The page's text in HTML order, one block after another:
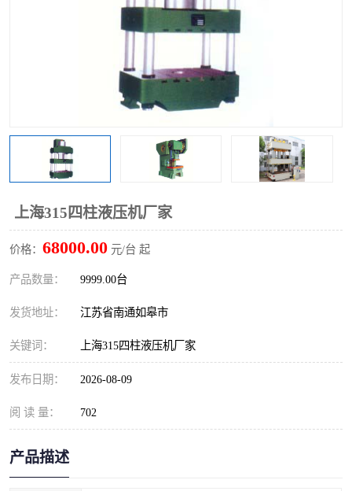
上海315四柱液压机厂家
价格： 68000.00 元/台 起
产品数量： 9999.00台
发货地址： 江苏省南通如皋市
关键词： 上海315四柱液压机厂家
发布日期： 2026-08-09
阅 读 量： 702
产品描述